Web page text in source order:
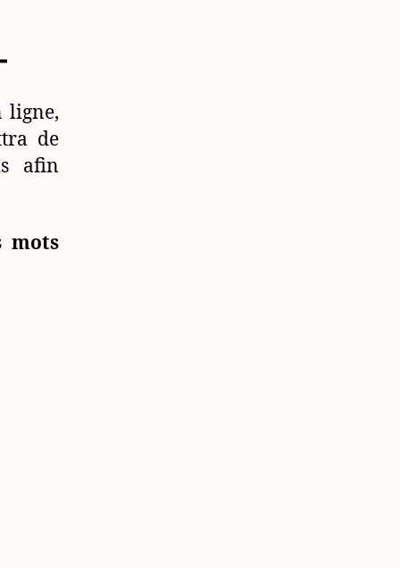
ligne,
de
afin
mots